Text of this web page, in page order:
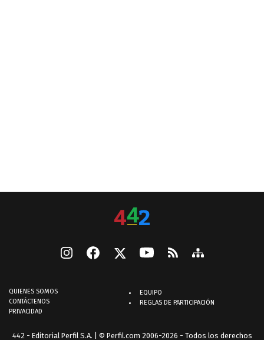
QUIENES SOMOS
CONTÁCTENOS
PRIVACIDAD
EQUIPO
REGLAS DE PARTICIPACIÓN
442 - Editorial Perfil S.A. | © Perfil.com 2006-2026 - Todos los derechos